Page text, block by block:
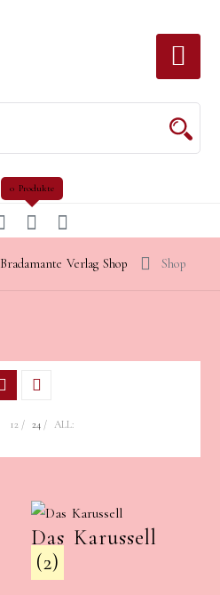
0 Produkte
Bradamante Verlag Shop Shop
12 24 ALL:
Das Karussell
(2)